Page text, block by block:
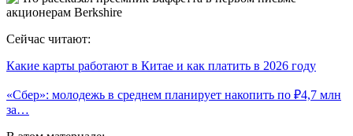
Сейчас читают:
Какие карты работают в Китае и как платить в 2026 году
«Сбер»: молодежь в среднем планирует накопить по ₽4,7 млн
за…